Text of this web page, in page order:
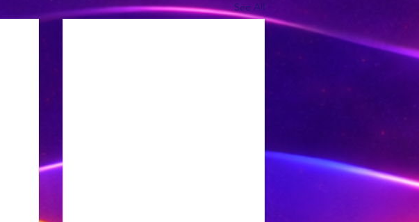
See All